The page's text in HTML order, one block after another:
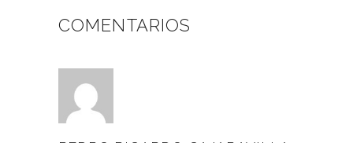
COMENTARIOS